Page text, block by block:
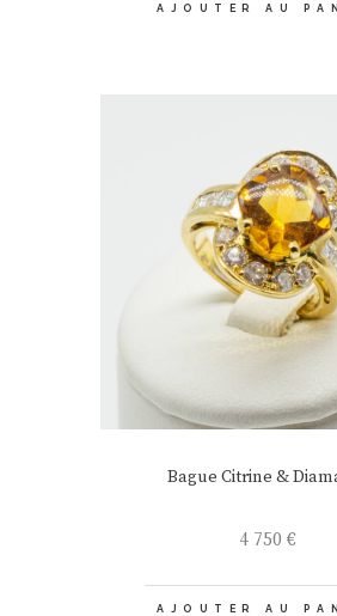
AJOUTER AU
Bague Citrine &
4 750 €
AJOUTER AU